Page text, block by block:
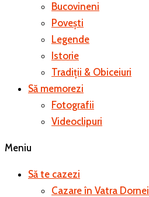
Bucovineni
Povești
Legende
Istorie
Tradiții & Obiceiuri
Să memorezi
Fotografii
Videoclipuri
Meniu
Să te cazezi
Cazare în Vatra Dornei